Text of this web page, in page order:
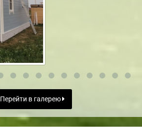
Перейти в галерею